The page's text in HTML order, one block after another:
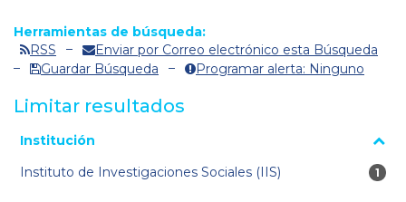
Herramientas de búsqueda:
RSS
Enviar por Correo electrónico esta Búsqueda
Guardar Búsqueda
Programar alerta: Ninguno
Limitar resultados
La página se volverá a cargar cuando se seleccione o excluya
Institución
Instituto de Investigaciones Sociales (IIS)
1
1